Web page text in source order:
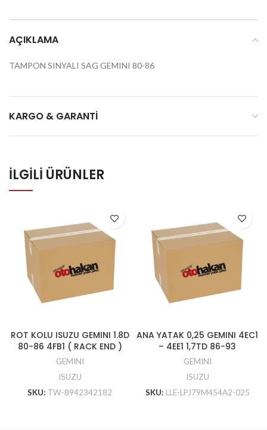
AÇIKLAMA
TAMPON SINYALI SAG GEMINI 80-86
KARGO & GARANTI
İLGILI ÜRÜNLER
ROT KOLU ISUZU GEMINI 1.8D
80-86 4FB1 ( RACK END )
GEMINI
ISUZU
SKU: TW-8942342182
ANA YATAK 0,25 GEMINI 4EC1
– 4EE1 1,7TD 86-93
GEMINI
ISUZU
SKU: LLE-LPJ79M454A2-025